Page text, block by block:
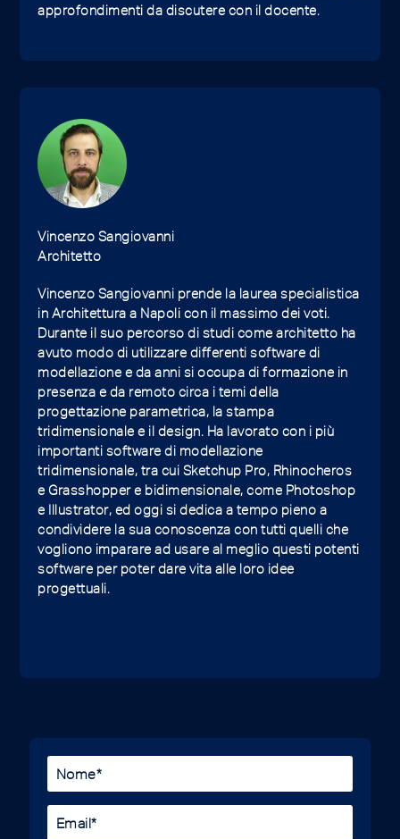
approfondimenti da discutere con il docente.
Vincenzo Sangiovanni
Architetto
Vincenzo Sangiovanni prende la laurea specialistica
in Architettura a Napoli con il massimo dei voti.
Durante il suo percorso di studi come architetto ha
avuto modo di utilizzare differenti software di
modellazione e da anni si occupa di formazione in
presenza e da remoto circa i temi della
progettazione parametrica, la stampa
tridimensionale e il design. Ha lavorato con i più
importanti software di modellazione
tridimensionale, tra cui Sketchup Pro, Rhinocheros
e Grasshopper e bidimensionale, come Photoshop
e Illustrator, ed oggi si dedica a tempo pieno a
condividere la sua conoscenza con tutti quelli che
vogliono imparare ad usare al meglio questi potenti
software per poter dare vita alle loro idee
progettuali.